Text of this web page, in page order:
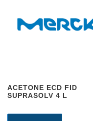
ACETONE ECD FID
SUPRASOLV 4 L